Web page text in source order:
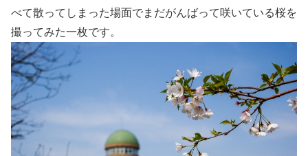
べて散ってしまった場面でまだがんばって咲いている桜を
撮ってみた一枚です。